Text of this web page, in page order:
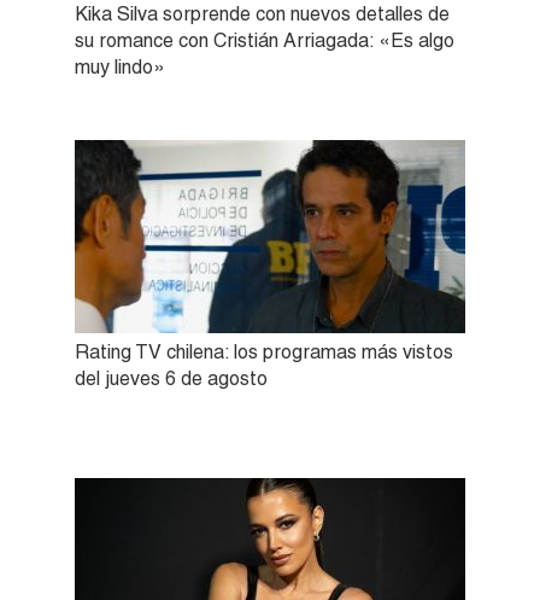
Kika Silva sorprende con nuevos detalles de
su romance con Cristián Arriagada: «Es algo
muy lindo»
Rating TV chilena: los programas más vistos
del jueves 6 de agosto